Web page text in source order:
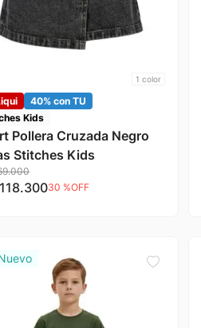
1 color
40% con TU
Kids
Pollera Cruzada Negro
Stitches Kids
.000
118.30030 %OFF